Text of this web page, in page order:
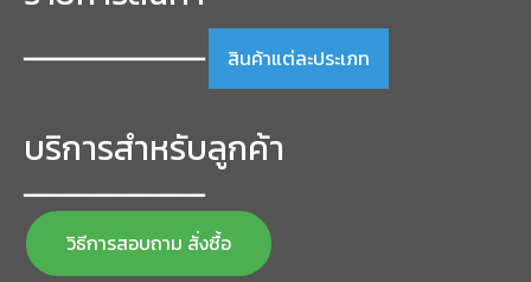
━━━━━━━━━━━━━━━━━ สินค้าแต่ละประเภท
บริการสำหรับลูกค้า
━━━━━━━━━━━━━━━━━
วิธีการสอบถาม สั่งซื้อ